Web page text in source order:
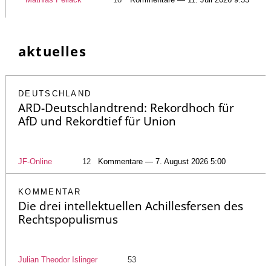
aktuelles
DEUTSCHLAND
ARD-Deutschlandtrend: Rekordhoch für
AfD und Rekordtief für Union
JF-Online 12 Kommentare — 7. August 2026 5:00
KOMMENTAR
Die drei intellektuellen Achillesfersen des
Rechtspopulismus
Julian Theodor Islinger
53